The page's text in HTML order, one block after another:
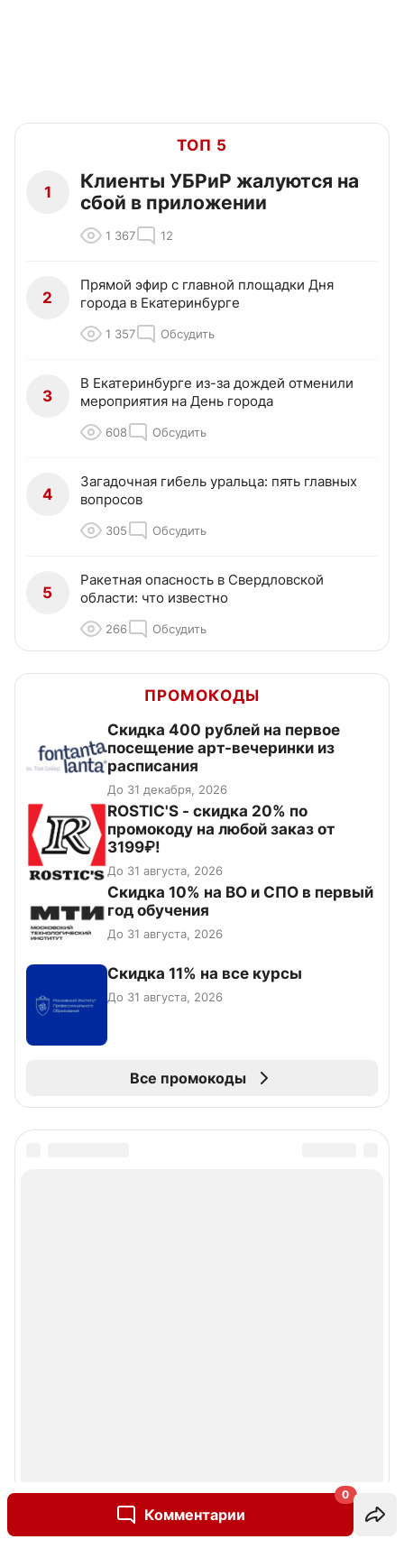
Комментарии
0
ТОП 5
1
Клиенты УБРиР жалуются на
сбой в приложении
1 367 12
2
Прямой эфир с главной площадки Дня
города в Екатеринбурге
1 357 Обсудить
3
В Екатеринбурге из-за дождей отменили
мероприятия на День города
608 Обсудить
4
Загадочная гибель уральца: пять главных
вопросов
305 Обсудить
5
Ракетная опасность в Свердловской
области: что известно
266 Обсудить
ПРОМОКОДЫ
Cкидка 400 рублей на первое
посещение арт-вечеринки из
расписания
До 31 декабря, 2026
ROSTIC'S - скидка 20% по
промокоду на любой заказ от
3199₽!
До 31 августа, 2026
Скидка 10% на ВО и СПО в первый
год обучения
До 31 августа, 2026
Скидка 11% на все курсы
До 31 августа, 2026
Все промокоды